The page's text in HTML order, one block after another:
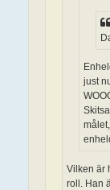
just
Vilken är
roll. Han